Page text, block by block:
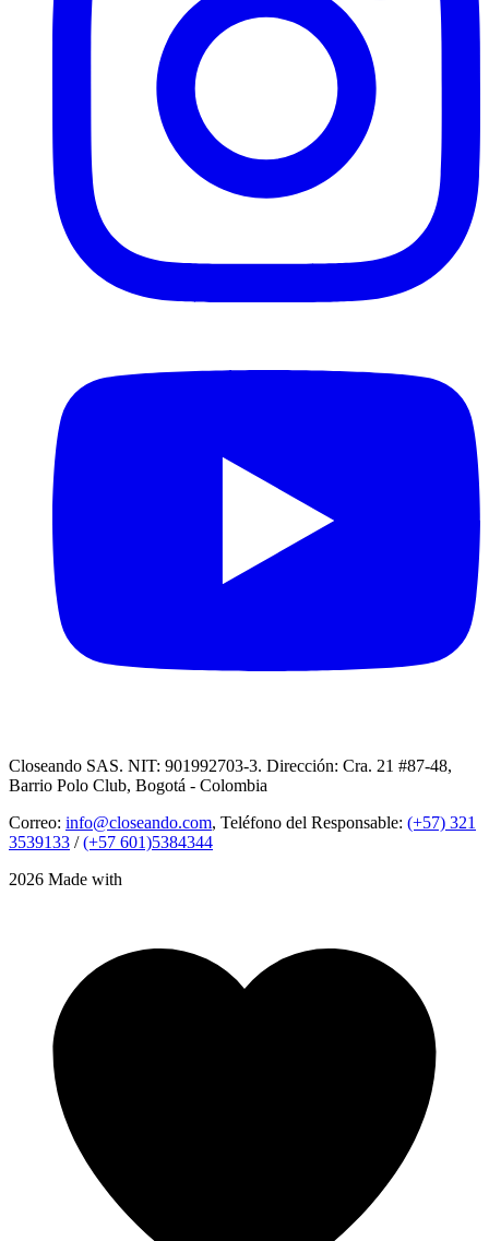
Closeando SAS. NIT: 901992703-3. Dirección: Cra. 21 #87-48,
Barrio Polo Club, Bogotá - Colombia
Correo: info@closeando.com, Teléfono del Responsable: (+57) 321
3539133 /(+57 601)5384344
2026 Made with